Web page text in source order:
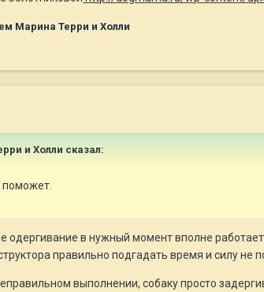
Марина Терри и Холли
и Холли сказал:
поможет.
в нужный момент вполне
правильно подгадать время и силу не
выполнении, собаку просто